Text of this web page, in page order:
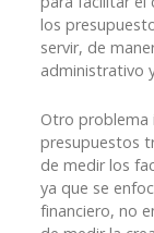
los
servir, de
administrativo
Otro problema
presupuestos
de medir los
ya que se
financiero, no